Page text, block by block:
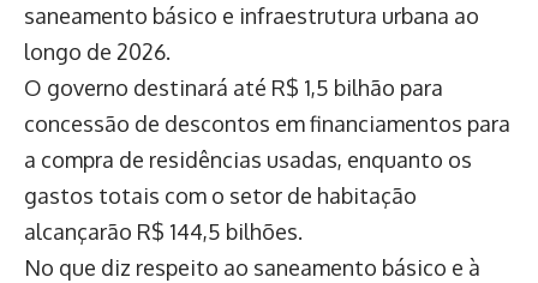
saneamento básico e infraestrutura urbana ao
longo de 2026.
O governo destinará até R$ 1,5 bilhão para
concessão de descontos em financiamentos para
a compra de residências usadas, enquanto os
gastos totais com o setor de habitação
alcançarão R$ 144,5 bilhões.
No que diz respeito ao saneamento básico e à